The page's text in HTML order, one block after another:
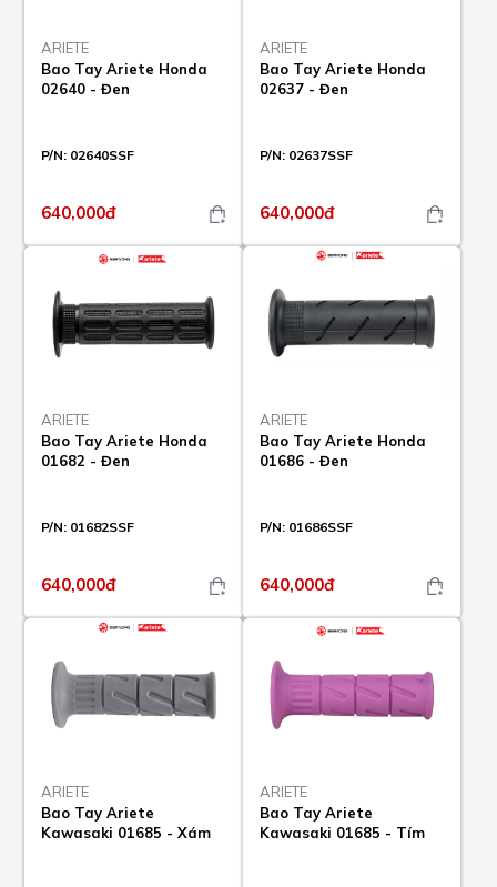
ARIETE
Bao Tay Ariete Honda
02640 - Đen
P/N: 02640SSF
640,000đ
ARIETE
Bao Tay Ariete Honda
02637 - Đen
P/N: 02637SSF
640,000đ
ARIETE
Bao Tay Ariete Honda
01682 - Đen
P/N: 01682SSF
640,000đ
ARIETE
Bao Tay Ariete Honda
01686 - Đen
P/N: 01686SSF
640,000đ
ARIETE
Bao Tay Ariete
Kawasaki 01685 - Xám
ARIETE
Bao Tay Ariete
Kawasaki 01685 - Tím